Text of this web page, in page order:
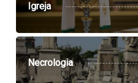
Igreja
Necrologia